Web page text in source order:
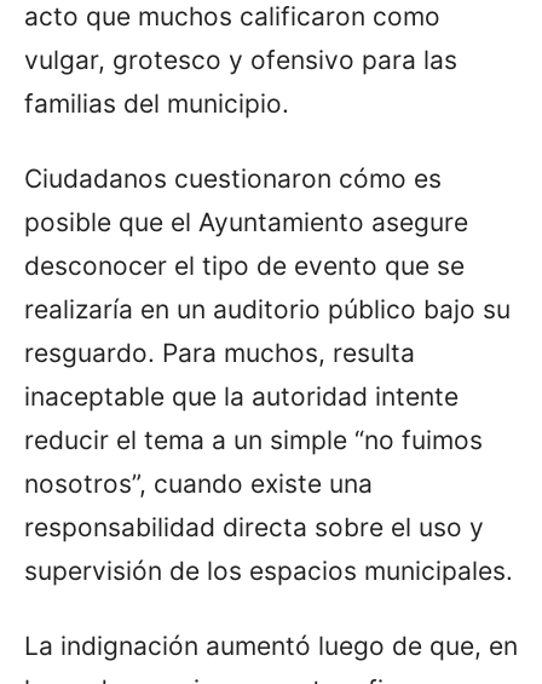
acto que muchos calificaron como
vulgar, grotesco y ofensivo para las
familias del municipio.
Ciudadanos cuestionaron cómo es
posible que el Ayuntamiento asegure
desconocer el tipo de evento que se
realizaría en un auditorio público bajo su
resguardo. Para muchos, resulta
inaceptable que la autoridad intente
reducir el tema a un simple “no fuimos
nosotros”, cuando existe una
responsabilidad directa sobre el uso y
supervisión de los espacios municipales.
La indignación aumentó luego de que, en